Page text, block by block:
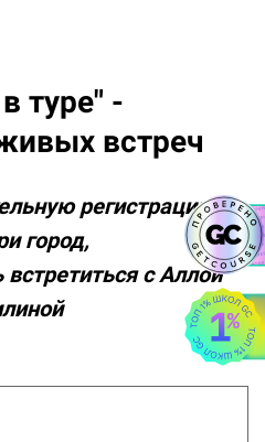
туре" -
встреч
регистрацию и
город,
с Аллой